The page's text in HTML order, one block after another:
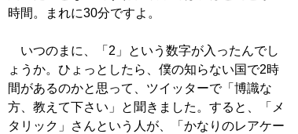
時間。まれに30分ですよ。
いつのまに、「2」という数字が入ったんでし
ょうか。ひょっとしたら、僕の知らない国で2時
間があるのかと思って、ツイッターで「博識な
方、教えて下さい」と聞きました。すると、「メ
タリック」さんという人が、「かなりのレアケー